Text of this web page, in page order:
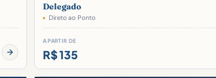
Delegado
Direto ao Ponto
A PARTIR DE
R$ 135